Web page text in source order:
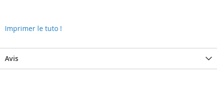
Imprimer le tuto !
Avis